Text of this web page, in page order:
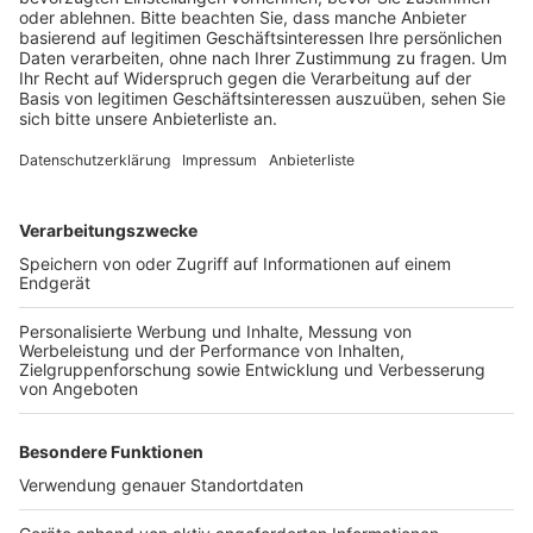
Veröffentlicht:Donnerstag, 04.06.2020 14:11
Anzeige
Der Verkehr wird über die Industriestraße und den
nötig, weil der Landesbetrieb Straßen.NRW in dieser
Zeit die Lkw-Sperranlage justiert, die sie am Christi-
Himmelfahrts-Wochenende umgebaut hat.
Anzeige